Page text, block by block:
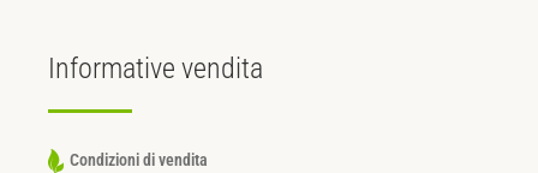
Informative vendita
Condizioni di vendita